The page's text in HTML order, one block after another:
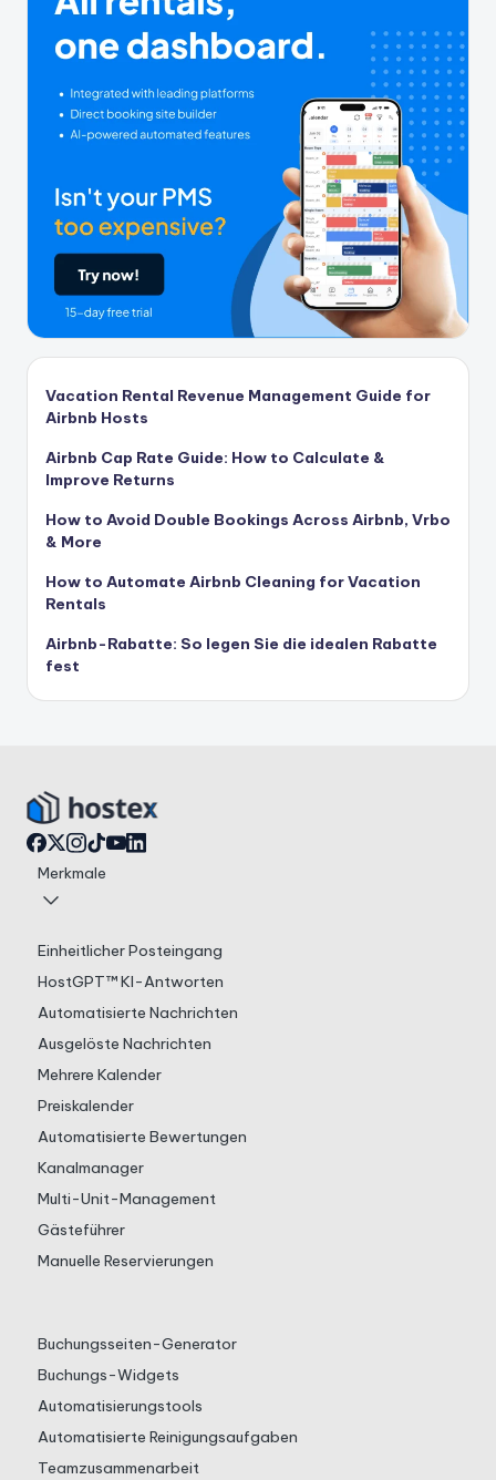
Vacation Rental Revenue Management Guide for
Airbnb Hosts
Airbnb Cap Rate Guide: How to Calculate &
Improve Returns
How to Avoid Double Bookings Across Airbnb, Vrbo
& More
How to Automate Airbnb Cleaning for Vacation
Rentals
Airbnb-Rabatte: So legen Sie die idealen Rabatte
fest
Merkmale
Einheitlicher Posteingang
HostGPT™ KI-Antworten
Automatisierte Nachrichten
Ausgelöste Nachrichten
Mehrere Kalender
Preiskalender
Automatisierte Bewertungen
Kanalmanager
Multi-Unit-Management
Gästeführer
Manuelle Reservierungen
Buchungsseiten-Generator
Buchungs-Widgets
Automatisierungstools
Automatisierte Reinigungsaufgaben
Teamzusammenarbeit